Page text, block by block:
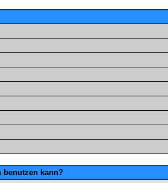
benutzen kann?